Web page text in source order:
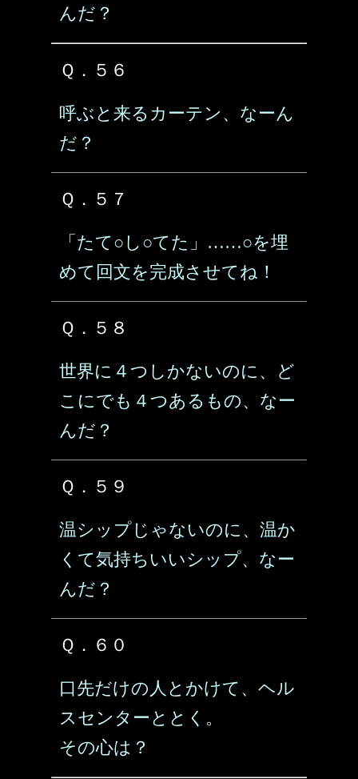
んだ？
Ｑ．５６
呼ぶと来るカーテン、なーん
だ？
Ｑ．５７
「たて○し○てた」……○を埋
めて回文を完成させてね！
Ｑ．５８
世界に４つしかないのに、ど
こにでも４つあるもの、なー
んだ？
Ｑ．５９
温シップじゃないのに、温か
くて気持ちいいシップ、なー
んだ？
Ｑ．６０
口先だけの人とかけて、ヘル
スセンターととく。
その心は？